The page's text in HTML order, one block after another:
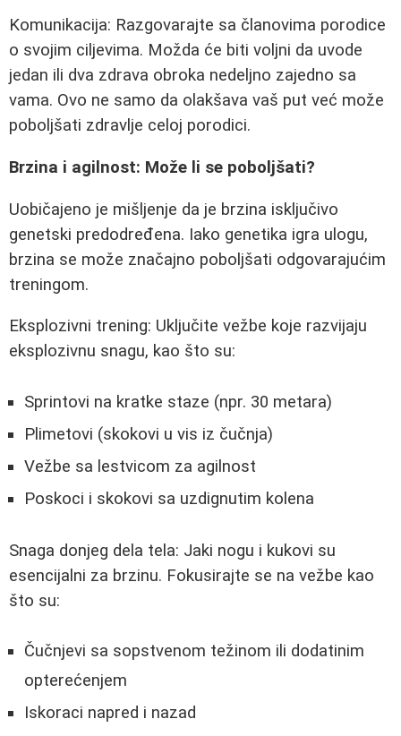
Komunikacija: Razgovarajte sa članovima porodice
o svojim ciljevima. Možda će biti voljni da uvode
jedan ili dva zdrava obroka nedeljno zajedno sa
vama. Ovo ne samo da olakšava vaš put već može
poboljšati zdravlje celoj porodici.
Brzina i agilnost: Može li se poboljšati?
Uobičajeno je mišljenje da je brzina isključivo
genetski predodređena. Iako genetika igra ulogu,
brzina se može značajno poboljšati odgovarajućim
treningom.
Eksplozivni trening: Uključite vežbe koje razvijaju
eksplozivnu snagu, kao što su:
Sprintovi na kratke staze (npr. 30 metara)
Plimetovi (skokovi u vis iz čučnja)
Vežbe sa lestvicom za agilnost
Poskoci i skokovi sa uzdignutim kolena
Snaga donjeg dela tela: Jaki nogu i kukovi su
esencijalni za brzinu. Fokusirajte se na vežbe kao
što su:
Čučnjevi sa sopstvenom težinom ili dodatinim
opterećenjem
Iskoraci napred i nazad